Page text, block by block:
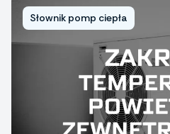
Słownik pomp ciepła